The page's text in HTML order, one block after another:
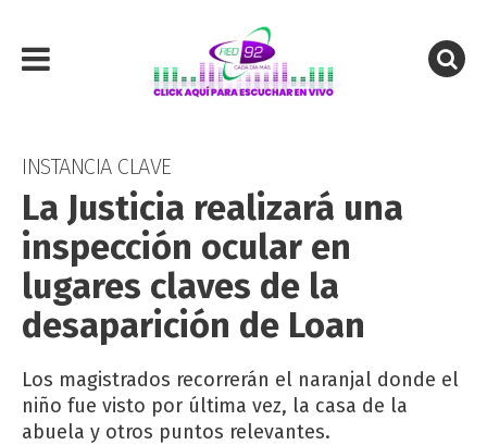
INSTANCIA CLAVE
La Justicia realizará una
inspección ocular en
lugares claves de la
desaparición de Loan
Los magistrados recorrerán el naranjal donde el
niño fue visto por última vez, la casa de la
abuela y otros puntos relevantes.